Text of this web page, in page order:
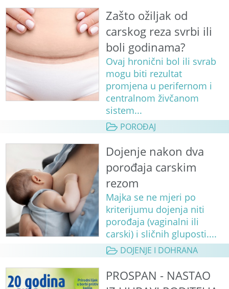
Zašto ožiljak od
carskog reza svrbi ili
boli godinama?
Ovaj hronični bol ili svrab
mogu biti rezultat
promjena u perifernom i
centralnom živčanom
sistem...
POROĐAJ
Dojenje nakon dva
porođaja carskim
rezom
Majka se ne mjeri po
kriterijumu dojenja niti
porođaja (vaginalni ili
carski) i sličnih gluposti....
DOJENJE I DOHRANA
PROSPAN - NASTAO